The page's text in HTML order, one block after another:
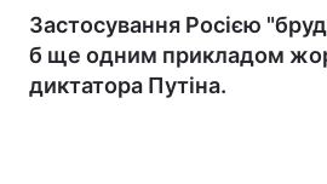
Застосування Росією
б ще одним прикладом
диктатора Путіна.